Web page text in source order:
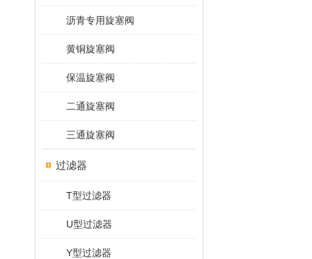
沥青专用旋塞阀
黄铜旋塞阀
保温旋塞阀
二通旋塞阀
三通旋塞阀
过滤器
T型过滤器
U型过滤器
Y型过滤器